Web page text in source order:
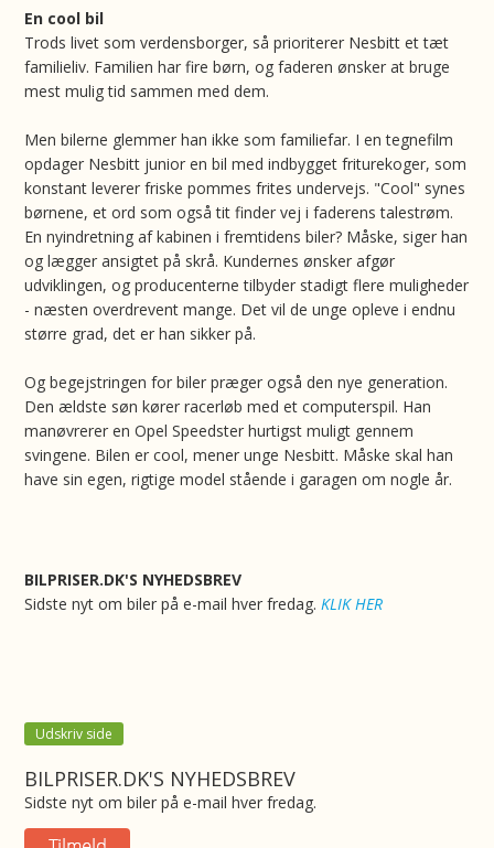
En cool bil
Trods livet som verdensborger, så prioriterer Nesbitt et tæt
familieliv. Familien har fire børn, og faderen ønsker at bruge
mest mulig tid sammen med dem.
Men bilerne glemmer han ikke som familiefar. I en tegnefilm
opdager Nesbitt junior en bil med indbygget friturekoger, som
konstant leverer friske pommes frites undervejs. "Cool" synes
børnene, et ord som også tit finder vej i faderens talestrøm.
En nyindretning af kabinen i fremtidens biler? Måske, siger han
og lægger ansigtet på skrå. Kundernes ønsker afgør
udviklingen, og producenterne tilbyder stadigt flere muligheder
- næsten overdrevent mange. Det vil de unge opleve i endnu
større grad, det er han sikker på.
Og begejstringen for biler præger også den nye generation.
Den ældste søn kører racerløb med et computerspil. Han
manøvrerer en Opel Speedster hurtigst muligt gennem
svingene. Bilen er cool, mener unge Nesbitt. Måske skal han
have sin egen, rigtige model stående i garagen om nogle år.
BILPRISER.DK'S NYHEDSBREV
Sidste nyt om biler på e-mail hver fredag.KLIK HER
Udskriv side
BILPRISER.DK'S NYHEDSBREV
Sidste nyt om biler på e-mail hver fredag.